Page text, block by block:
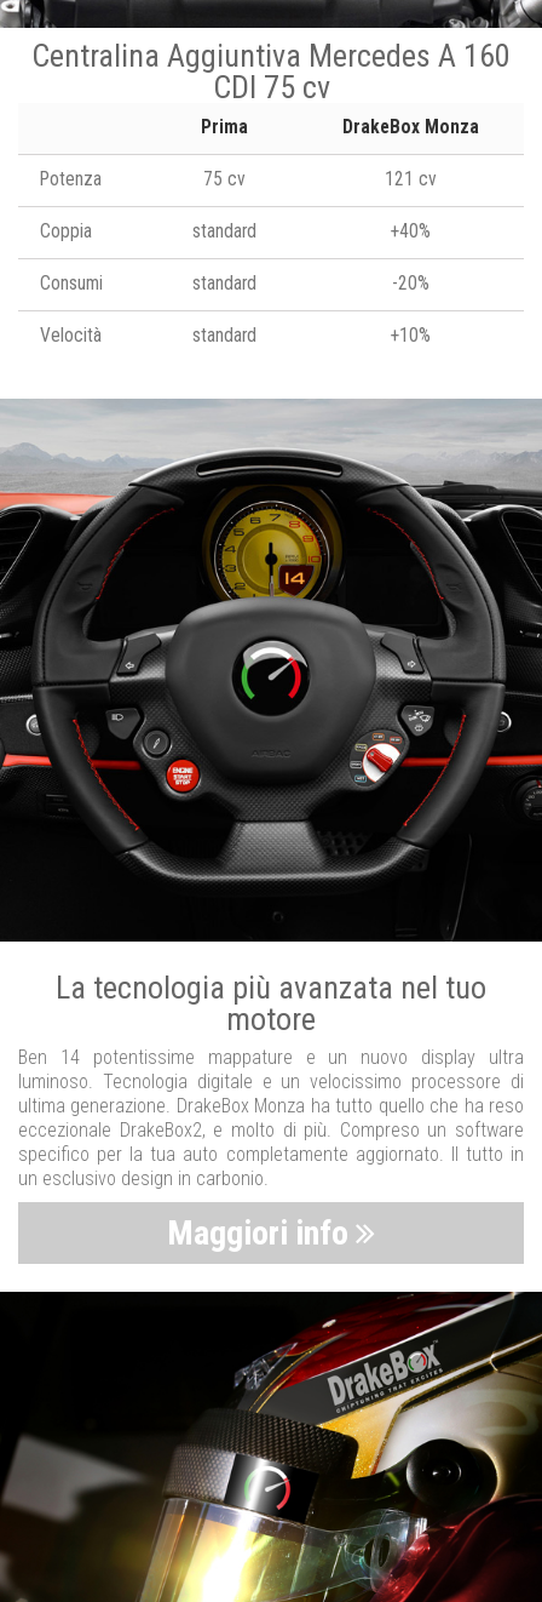
Centralina Aggiuntiva Mercedes A 160
CDI 75 cv
Prima DrakeBox Monza
Potenza 75 cv 121 cv
Coppia standard +40%
Consumi standard -20%
Velocità standard +10%
La tecnologia più avanzata nel tuo
motore
Ben 14 potentissime mappature e un nuovo display ultra
luminoso. Tecnologia digitale e un velocissimo processore di
ultima generazione. DrakeBox Monza ha tutto quello che ha reso
eccezionale DrakeBox2, e molto di più. Compreso un software
specifico per la tua auto completamente aggiornato. Il tutto in
un esclusivo design in carbonio.
Maggiori info